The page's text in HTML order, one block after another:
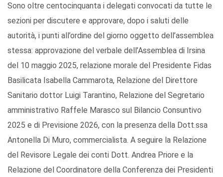
Sono oltre centocinquanta i delegati convocati da tutte le
sezioni per discutere e approvare, dopo i saluti delle
autorità, i punti all’ordine del giorno oggetto dell’assemblea
stessa: approvazione del verbale dell’Assemblea di Irsina
del 10 maggio 2025, relazione morale del Presidente Fidas
Basilicata Isabella Cammarota, Relazione del Direttore
Sanitario dottor Luigi Tarantino, Relazione del Segretario
amministrativo Raffele Marasco sul Bilancio Consuntivo
2025 e di Previsione 2026, con la presenza della Dott.ssa
Antonella Di Muro, commercialista. A seguire la Relazione
del Revisore Legale dei conti Dott. Andrea Priore e la
Relazione del Coordinatore della Conferenza dei Presidenti